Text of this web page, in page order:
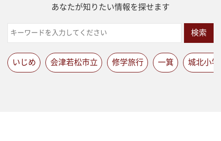
あなたが知りたい情報を探せます
検索
いじめ 会津若松市立 修学旅行 一箕 城北小